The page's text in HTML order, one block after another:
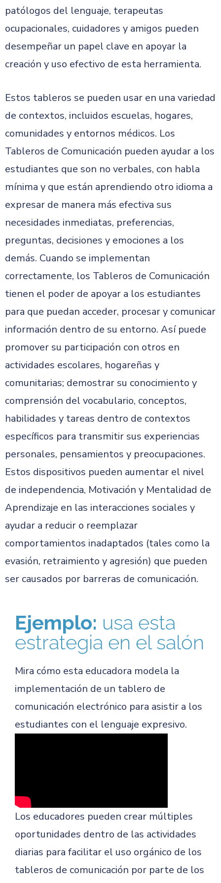
patólogos del lenguaje, terapeutas
ocupacionales, cuidadores y amigos pueden
desempeñar un papel clave en apoyar la
creación y uso efectivo de esta herramienta.
Estos tableros se pueden usar en una variedad
de contextos, incluidos escuelas, hogares,
comunidades y entornos médicos. Los
Tableros de Comunicación pueden ayudar a los
estudiantes que son no verbales, con habla
mínima y que están aprendiendo otro idioma a
expresar de manera más efectiva sus
necesidades inmediatas, preferencias,
preguntas, decisiones y emociones a los
demás. Cuando se implementan
correctamente, los Tableros de Comunicación
tienen el poder de apoyar a los estudiantes
para que puedan acceder, procesar y comunicar
información dentro de su entorno. Así puede
promover su participación con otros en
actividades escolares, hogareñas y
comunitarias; demostrar su conocimiento y
comprensión del vocabulario, conceptos,
habilidades y tareas dentro de contextos
específicos para transmitir sus experiencias
personales, pensamientos y preocupaciones.
Estos dispositivos pueden aumentar el nivel
de independencia, Motivación y Mentalidad de
Aprendizaje en las interacciones sociales y
ayudar a reducir o reemplazar
comportamientos inadaptados (tales como la
evasión, retraimiento y agresión) que pueden
ser causados por barreras de comunicación.
Ejemplo: usa esta
estrategia en el salón
Mira cómo esta educadora modela la
implementación de un tablero de
comunicación electrónico para asistir a los
estudiantes con el lenguaje expresivo.
Los educadores pueden crear múltiples
oportunidades dentro de las actividades
diarias para facilitar el uso orgánico de los
tableros de comunicación por parte de los